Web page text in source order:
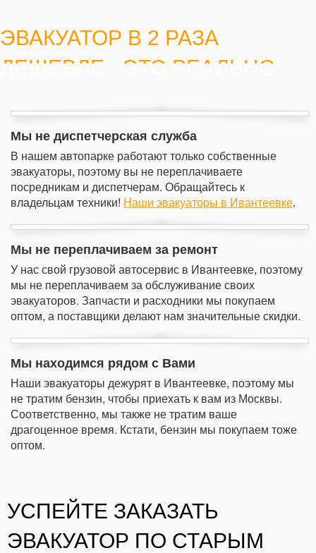
ЭВАКУАТОР В 2 РАЗА
ДЕШЕВЛЕ - ЭТО РЕАЛЬНО
Мы не диспетчерская служба
В нашем автопарке работают только собственные
эвакуаторы, поэтому вы не переплачиваете
посредникам и диспетчерам. Обращайтесь к
владельцам техники! Наши эвакуаторы в Ивантеевке.
Мы не переплачиваем за ремонт
У нас свой грузовой автосервис в Ивантеевке, поэтому
мы не переплачиваем за обслуживание своих
эвакуаторов. Запчасти и расходники мы покупаем
оптом, а поставщики делают нам значительные скидки.
Мы находимся рядом с Вами
Наши эвакуаторы дежурят в Ивантеевке, поэтому мы
не тратим бензин, чтобы приехать к вам из Москвы.
Соответственно, мы также не тратим ваше
драгоценное время. Кстати, бензин мы покупаем тоже
оптом.
УСПЕЙТЕ ЗАКАЗАТЬ
ЭВАКУАТОР ПО СТАРЫМ